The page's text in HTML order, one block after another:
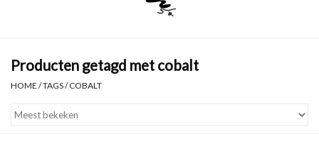
Kleding
Producten getagd met cobalt
HOME /TAGS/COBALT